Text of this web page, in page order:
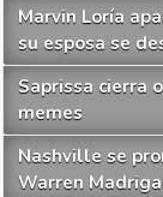
Marvin Loría
su esposa se
Saprissa cierra
memes
Nashville se
Warren